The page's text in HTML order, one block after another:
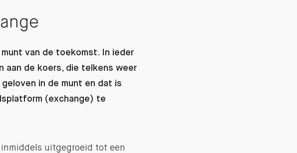
van de toekomst. In ieder
de koers, die telkens weer
in de munt en dat is
(exchange) te
inmiddels uitgegroeid tot een